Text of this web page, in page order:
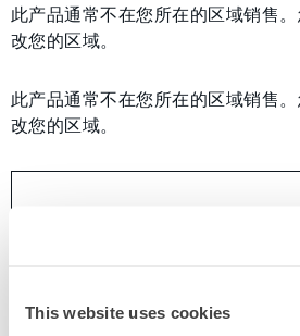
This website uses cookies
此产品通常不在您所在的区域销售
改您的区域。
此产品通常不在您所在的区域销售
改您的区域。